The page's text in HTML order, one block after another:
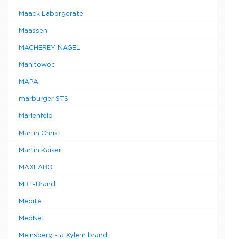
Maack Laborgerate
Maassen
MACHEREY-NAGEL
Manitowoc
MAPA
marburger STS
Marienfeld
Martin Christ
Martin Kaiser
MAXLABO
MBT-Brand
Medite
MedNet
Meinsberg - a Xylem brand